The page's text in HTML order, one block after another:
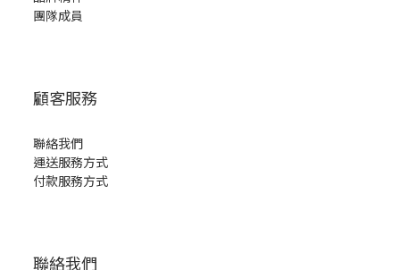
團隊成員
顧客服務
聯絡我們
運送服務方式
付款服務方式
聯絡我們